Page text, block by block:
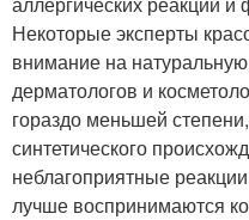
Некоторые эксперты
внимание на
дерматологов и
гораздо меньшей
синтетического
неблагоприятные
лучше воспринимаются